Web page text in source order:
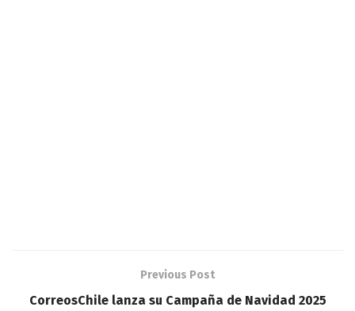
Previous Post
CorreosChile lanza su Campaña de Navidad 2025